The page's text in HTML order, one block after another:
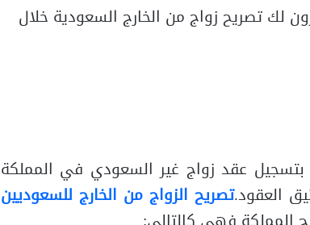
لك تصريح زواج من الخارج السعودية خلال
بتسجيل عقد زواج غير السعودي في المملكة
العقود.تصريح الزواج من الخارج للسعوديين